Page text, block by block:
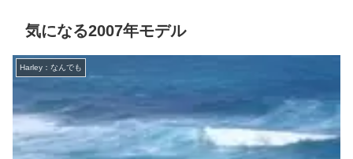
気になる2007年モデル
Harley：なんでも